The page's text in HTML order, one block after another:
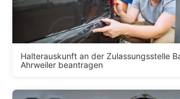
Halterauskunft an der Zulassungsstelle
Ahrweiler beantragen